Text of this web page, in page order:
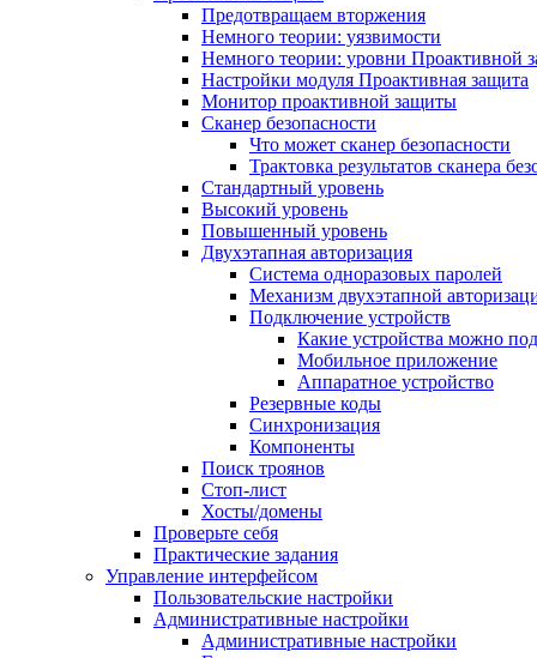
Предотвращаем вторжения
Немного теории: уязвимости
Немного теории: уровни Проактивной
Настройки модуля Проактивная защита
Монитор проактивной защиты
Сканер безопасности
Что может сканер безопасности
Трактовка результатов сканера
Стандартный уровень
Высокий уровень
Повышенный уровень
Двухэтапная авторизация
Система одноразовых паролей
Механизм двухэтапной
Подключение устройств
Какие устройства можно
Мобильное приложение
Аппаратное устройство
Резервные коды
Синхронизация
Компоненты
Поиск троянов
Стоп-лист
Хосты/домены
Проверьте себя
Практические задания
Управление интерфейсом
Пользовательские настройки
Административные настройки
Административные настройки